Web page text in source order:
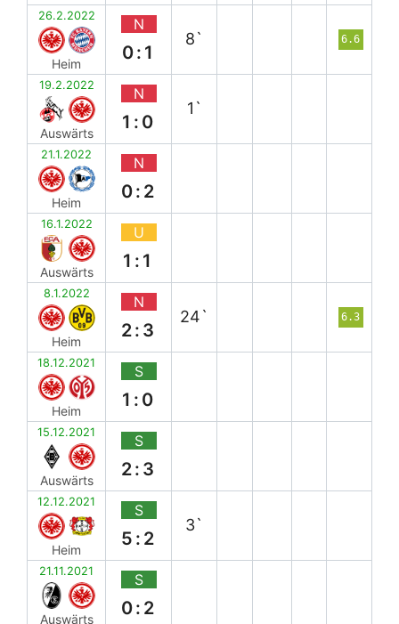
26.2.2022
Heim
N
0:1
8` 6.6
19.2.2022
Auswärts
N
1:0
1`
21.1.2022
Heim
N
0:2
16.1.2022
Auswärts
U
1:1
8.1.2022
Heim
N
2:3
24` 6.3
18.12.2021
Heim
S
1:0
15.12.2021
Auswärts
S
2:3
12.12.2021
Heim
S
5:2
3`
21.11.2021
Auswärts
S
0:2